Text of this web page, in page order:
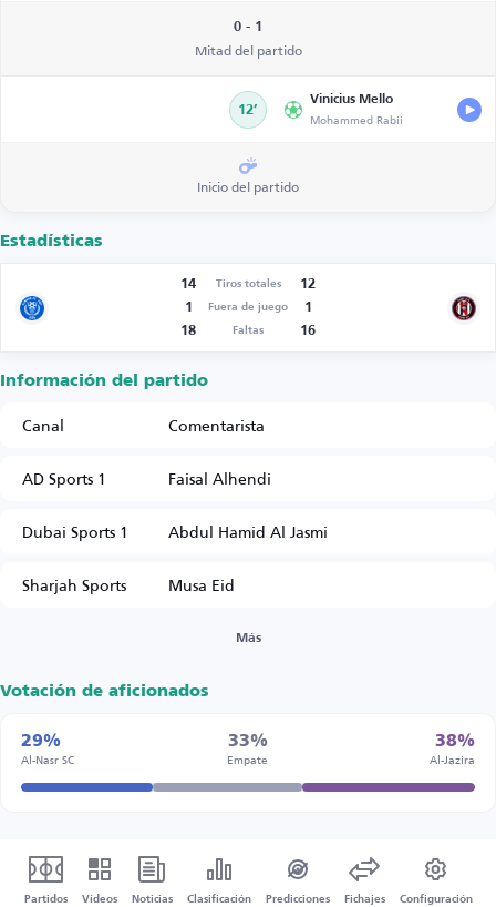
0 - 1
Mitad del partido
12’
Vinicius Mello
Mohammed Rabii
Inicio del partido
Estadísticas
14 Tiros totales
12
1
Fuera de juego
1
18
Faltas 16
Información del partido
Canal
Comentarista
AD Sports 1
Faisal Alhendi
Dubai Sports 1
Abdul Hamid Al Jasmi
Sharjah Sports
Musa Eid
Más
Votación de aficionados
29%
Al-Nasr SC
33%
Empate
38%
Al-Jazira
Partidos Vídeos Noticias Clasificación Predicciones Fichajes Configuración